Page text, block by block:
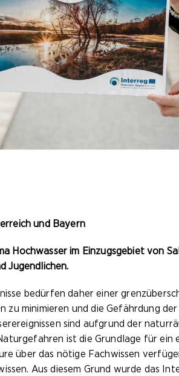
und Bayern
Hochwasser im Einzugsgebiet von
Jugendlichen.
bedürfen daher einer
zu minimieren und die Gefährdung
sind aufgrund der
ist die Grundlage für
über das nötige Fachwissen
Aus diesem Grund wurde das